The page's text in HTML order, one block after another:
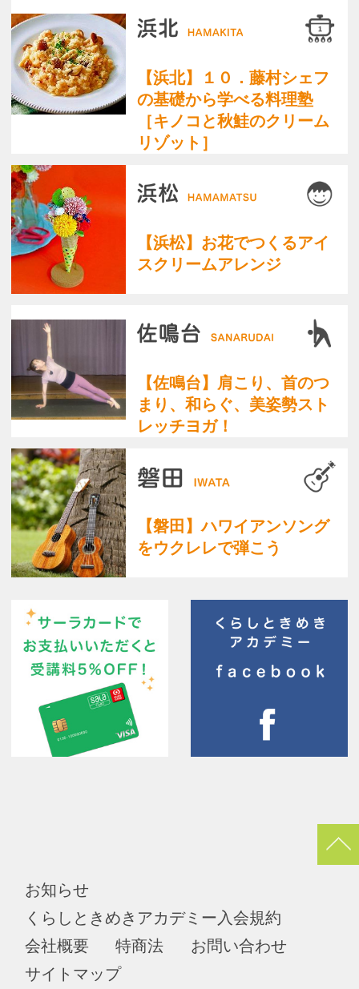
サーラカードでお支 くらしときめきアカ
デミー浜松facebook
pagetop
お知らせ
くらしときめきアカデミー入会規約
会社概要
特商法 お問い合わせ
サイトマップ
Copyright(c) ACADEMY SALAENERGY
All Rights Reserved.